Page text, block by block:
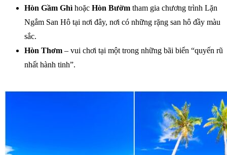
Hòn Gầm Ghì hoặc Hòn Bườm tham gia chương trình Lặn
Ngắm San Hô tại nơi đây, nơi có những rặng san hô đầy màu
sắc.
Hòn Thơm – vui chơi tại một trong những bãi biển “quyến rũ
nhất hành tinh”.